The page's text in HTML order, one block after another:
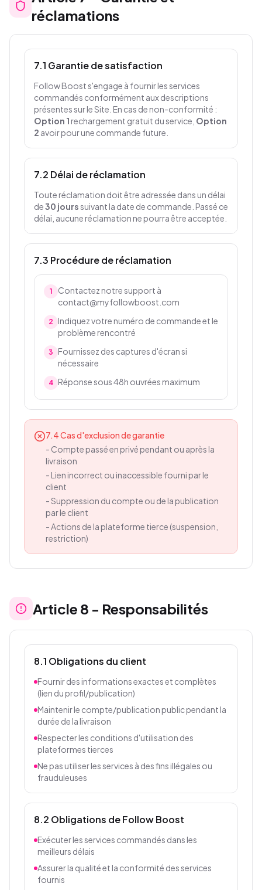
réclamations
7.1 Garantie de satisfaction
Follow Boost s'engage à fournir les services
commandés conformément aux descriptions
présentes sur le Site. En cas de non-conformité :
Option 1 rechargement gratuit du service, Option
2 avoir pour une commande future.
7.2 Délai de réclamation
Toute réclamation doit être adressée dans un délai
de30 jourssuivant la date de commande. Passé ce
délai, aucune réclamation ne pourra être acceptée.
7.3 Procédure de réclamation
1
Contactez notre support à
contact@myfollowboost.com
2
Indiquez votre numéro de commande et le
problème rencontré
3
Fournissez des captures d'écran si
nécessaire
4 Réponse sous 48h ouvrées maximum
7.4 Cas d'exclusion de garantie
- Compte passé en privé pendant ou après la
livraison
- Lien incorrect ou inaccessible fourni par le
client
-Suppression du compte ou de la publication
par le client
-Actions de la plateforme tierce (suspension,
restriction)
Article 8 - Responsabilités
8.1 Obligations du client
Fournir des informations exactes et complètes
(lien du profil/publication)
Maintenir le compte/publication public pendant la
durée de la livraison
Respecter les conditions d'utilisation des
plateformes tierces
Ne pas utiliser les services à des fins illégales ou
frauduleuses
8.2 Obligations de Follow Boost
Exécuter les services commandés dans les
meilleurs délais
Assurer la qualité et la conformité des services
fournis